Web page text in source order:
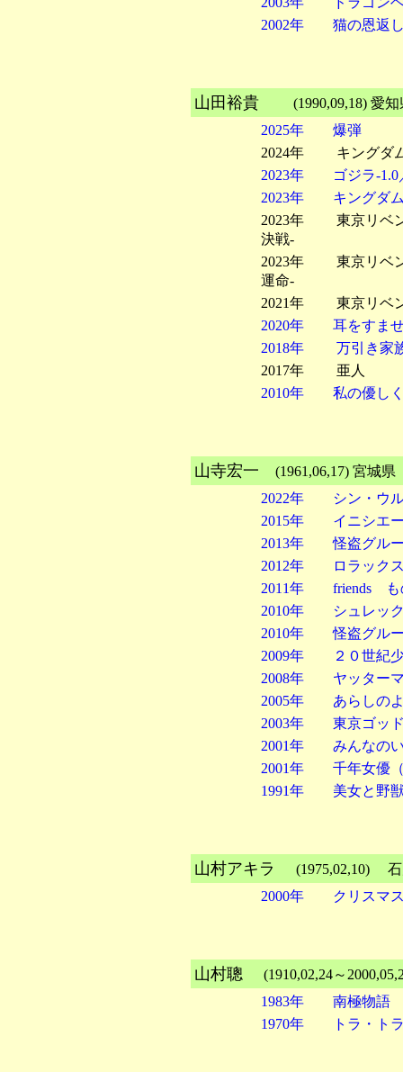
2002年 猫の恩返し
山田裕貴
(1990,09,18)
2025年 爆弾
2024年 キングダム
2023年 ゴジラ-1.0
2023年 キングダム
2023年 東京リベン
決戦-
2023年 東京リベン
運命-
2021年 東京リベ
2020年 耳をすま
2018年 万引き家
2017年 亜人
2010年 私の優しく
山寺宏一 (1961,06,17)
2022年 シン・ウル
2015年 イニシエー
2013年 怪盗グルー
2012年 ロラックス
2011年 friends も
2010年 シュレック
2010年 怪盗グルー
2009年 ２０世紀少
2008年 ヤッター
2005年 あらしのよ
2003年 東京ゴッド
2001年 みんなの
2001年 千年女優（
1991年 美女と野獣
山村アキラ
2000年 クリスマス
山村聰 (1910,02,24～
1983年 南極物語
1970年 トラ・トラ